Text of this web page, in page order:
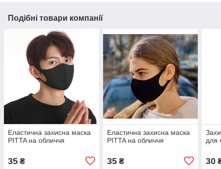
Подібні товари компанії
Еластична захисна маска
PITTA на обличчя
35 ₴
Еластична захисна маска
PITTA на обличчя
35₴
для
30